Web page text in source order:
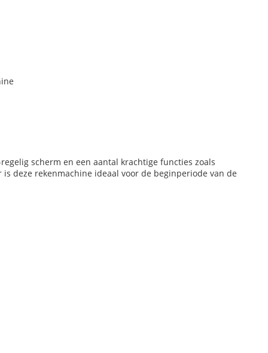
scherm en een aantal krachtige functies zoals
deze rekenmachine ideaal voor de beginperiode van de